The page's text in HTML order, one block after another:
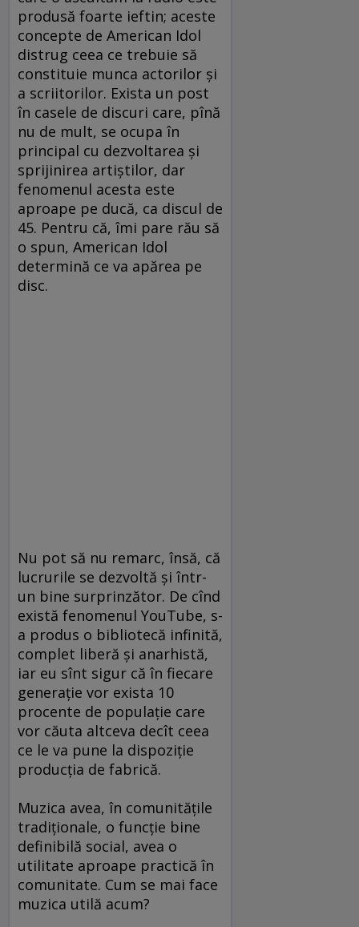
produsă foarte ieftin; aceste
concepte de American Idol
distrug ceea ce trebuie să
constituie munca actorilor şi
a scriitorilor. Exista un post
în casele de discuri care, pînă
nu de mult, se ocupa în
principal cu dezvoltarea şi
sprijinirea artiştilor, dar
fenomenul acesta este
aproape pe ducă, ca discul de
45. Pentru că, îmi pare rău să
o spun, American Idol
determină ce va apărea pe
disc.
Nu pot să nu remarc, însă, că
lucrurile se dezvoltă şi într-
un bine surprinzător. De cînd
există fenomenul YouTube, s-
a produs o bibliotecă infinită,
complet liberă şi anarhistă,
iar eu sînt sigur că în fiecare
generaţie vor exista 10
procente de populaţie care
vor căuta altceva decît ceea
ce le va pune la dispoziţie
producţia de fabrică.
Muzica avea, în comunităţile
tradiţionale, o funcţie bine
definibilă social, avea o
utilitate aproape practică în
comunitate. Cum se mai face
muzica utilă acum?